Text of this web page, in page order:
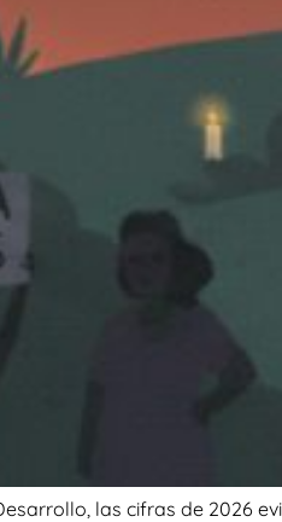
las cifras de 2026